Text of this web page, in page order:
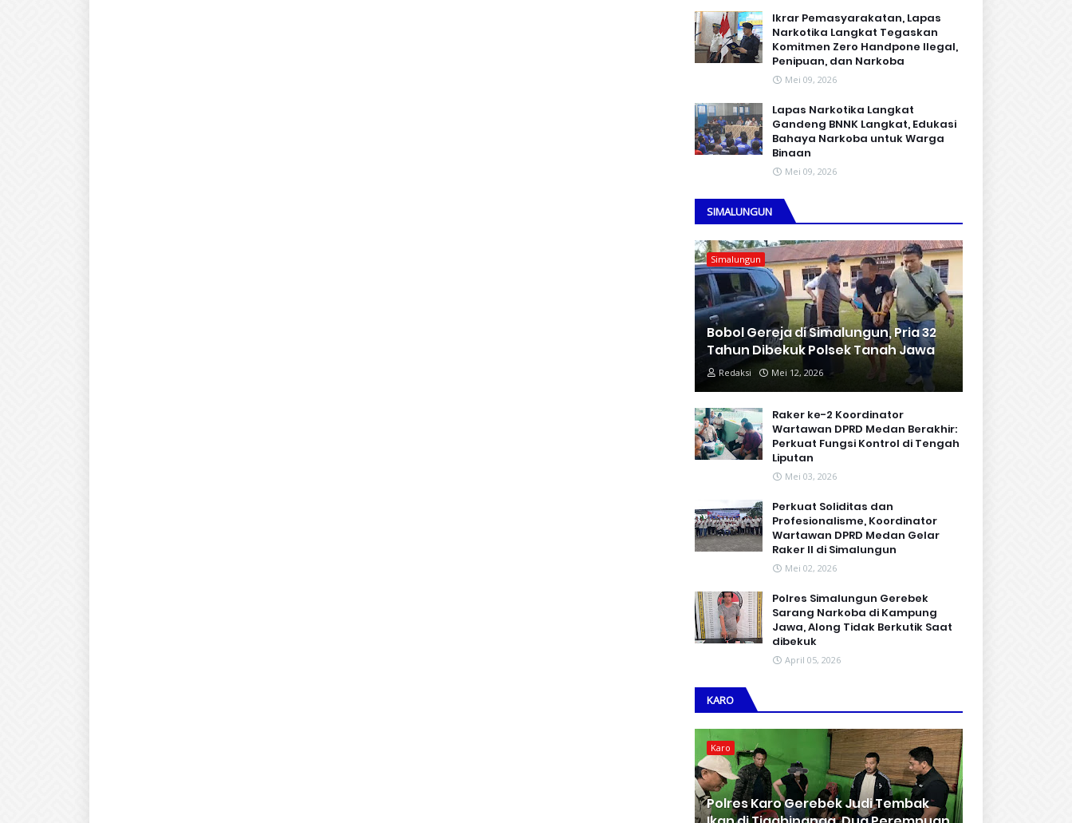
Ikrar Pemasyarakatan, Lapas
Narkotika Langkat Tegaskan
Komitmen Zero Handpone llegal,
Penipuan, dan Narkoba
Mei 09, 2026
Lapas Narkotika Langkat
Gandeng BNNK Langkat, Edukasi
Bahaya Narkoba untuk Warga
Binaan
Mei 09, 2026
SIMALUNGUN
Simalungun
Bobol Gereja di Simalungun, Pria 32
Tahun Dibekuk Polsek Tanah Jawa
Redaksi Mei 12, 2026
Raker ke-2 Koordinator
Wartawan DPRD Medan Berakhir:
Perkuat Fungsi Kontrol di Tengah
Liputan
Mei 03, 2026
Perkuat Soliditas dan
Profesionalisme, Koordinator
Wartawan DPRD Medan Gelar
Raker II di Simalungun
Mei 02, 2026
Polres Simalungun Gerebek
Sarang Narkoba di Kampung
Jawa, Along Tidak Berkutik Saat
dibekuk
April 05, 2026
KARO
Karo
Polres Karo Gerebek Judi Tembak